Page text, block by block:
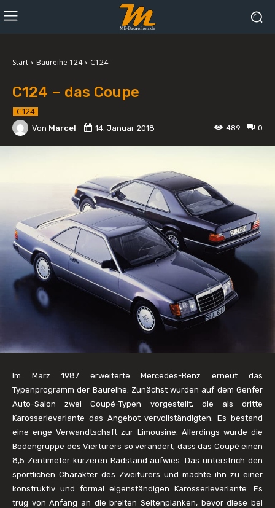
Start Baureihe 124 C124
C124 – das Coupe
C124
Von Marcel 0
14. Januar 2018 489
Im März 1987 erweiterte Mercedes-Benz erneut das
Typenprogramm der Baureihe. Zunächst wurden auf dem Genfer
Auto-Salon zwei Coupé-Typen vorgestellt, die als dritte
Karosserievariante das Angebot vervollständigten. Es bestand
eine enge Verwandtschaft zur Limousine. Allerdings wurde die
Bodengruppe des Viertürers so verändert, dass das Coupé einen
8,5 Zentimeter kürzeren Radstand aufwies. Das unterstrich den
sportlichen Charakter des Zweitürers und machte ihn zu einer
konstruktiv und formal eigenständigen Karosserievariante. Es
trug von Anfang an die breiten Seitenplanken, bevor diese bei